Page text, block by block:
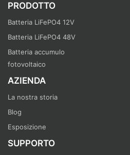
PRODOTTO
Batteria LiFePO4 12V
Batteria LiFePO4 48V
Batteria accumulo
fotovoltaico
AZIENDA
La nostra storia
Blog
Esposizione
SUPPORTO